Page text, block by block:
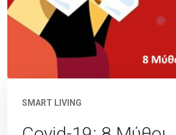
SMART LIVING